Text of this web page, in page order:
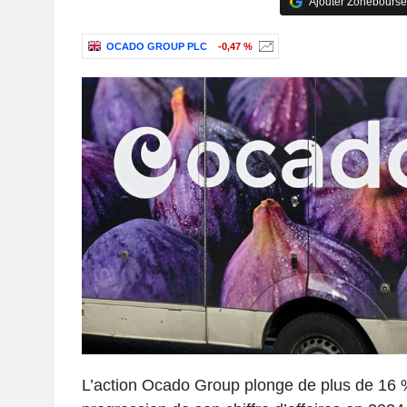
OCADO GROUP PLC -0,47 %
L’action Ocado Group plonge de plus de 16